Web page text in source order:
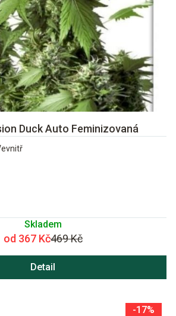
Duck Auto Feminizovaná
Skladem
od 367 Kč469 Kč
Detail
-17%